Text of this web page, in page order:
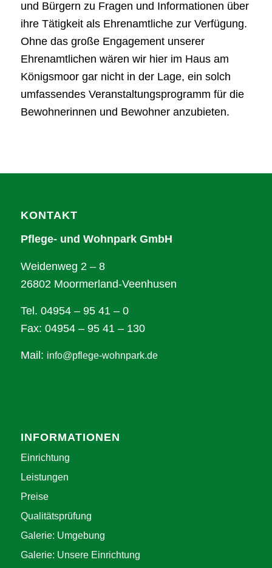
und Bürgern zu Fragen und Informationen über
ihre Tätigkeit als Ehrenamtliche zur Verfügung.
Ohne das große Engagement unserer
Ehrenamtlichen wären wir hier im Haus am
Königsmoor gar nicht in der Lage, ein solch
umfassendes Veranstaltungsprogramm für die
Bewohnerinnen und Bewohner anzubieten.
KONTAKT
Pflege- und Wohnpark GmbH
Weidenweg 2 – 8
26802 Moormerland-Veenhusen
Tel. 04954 – 95 41 – 0
Fax: 04954 – 95 41 – 130
Mail: info@pflege-wohnpark.de
INFORMATIONEN
Einrichtung
Leistungen
Preise
Qualitätsprüfung
Galerie: Umgebung
Galerie: Unsere Einrichtung